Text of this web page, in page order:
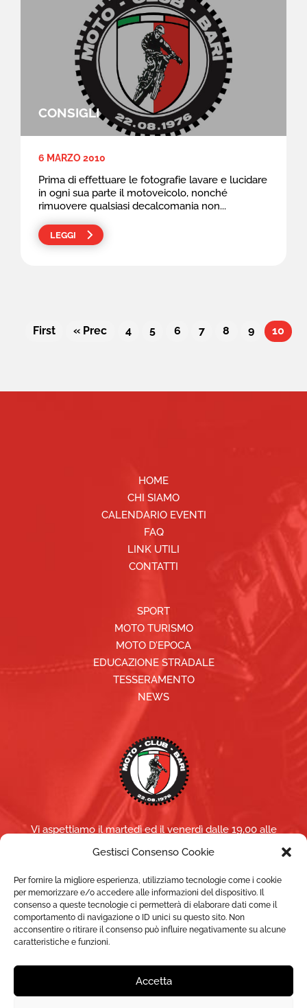
Gestisci Consenso Cookie
Per fornire la migliore esperienza, utilizziamo tecnologie come i cookie
per memorizzare e/o accedere alle informazioni del dispositivo. Il
consenso a queste tecnologie ci permetterà di elaborare dati come il
comportamento di navigazione o ID unici su questo sito. Non
acconsentire o ritirare il consenso può influire negativamente su alcune
caratteristiche e funzioni.
Accetta
CONSIGLI
6 MARZO 2010
Prima di effettuare le fotografie lavare e lucidare
in ogni sua parte il motoveicolo, nonché
rimuovere qualsiasi decalcomania non...
LEGGI
First « Prec 4 5 6 7 8 9 10
HOME
CHI SIAMO
CALENDARIO EVENTI
FAQ
LINK UTILI
CONTATTI
SPORT
MOTO TURISMO
MOTO D’EPOCA
EDUCAZIONE STRADALE
TESSERAMENTO
NEWS
Vi aspettiamo il martedì ed il venerdì dalle 19,00 alle
21,00 (per altri giorni/orari contattaci)
NEL PERIODO ESTIVO(luglio e agosto) saremo aperti
solo il martedì